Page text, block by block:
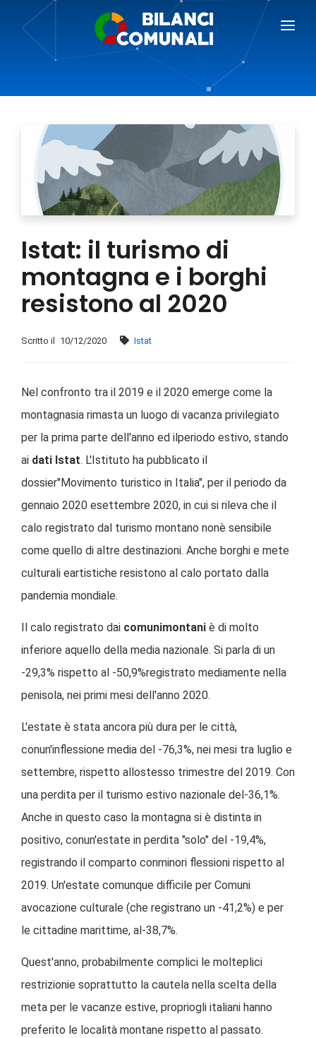
BILANCI COMUNALI
PREZZI
RICHIEDI DEMO
AREA GIORNALISTI
Istat: il turismo di
montagna e i borghi
resistono al 2020
Scritto il 10/12/2020 Istat
Nel confronto tra il 2019 e il 2020 emerge come la
montagnasia rimasta un luogo di vacanza privilegiato
per la prima parte dell'anno ed ilperiodo estivo, stando
ai dati Istat. L'Istituto ha pubblicato il
dossier"Movimento turistico in Italia", per il periodo da
gennaio 2020 esettembre 2020, in cui si rileva che il
calo registrato dal turismo montano nonè sensibile
come quello di altre destinazioni. Anche borghi e mete
culturali eartistiche resistono al calo portato dalla
pandemia mondiale.
Il calo registrato dai comunimontani è di molto
inferiore aquello della media nazionale. Si parla di un
-29,3% rispetto al -50,9%registrato mediamente nella
penisola, nei primi mesi dell'anno 2020.
L'estate è stata ancora più dura per le città,
conun'inflessione media del -76,3%, nei mesi tra luglio e
settembre, rispetto allostesso trimestre del 2019. Con
una perdita per il turismo estivo nazionale del-36,1%.
Anche in questo caso la montagna si è distinta in
positivo, conun'estate in perdita "solo" del -19,4%,
registrando il comparto conminori flessioni rispetto al
2019. Un'estate comunque difficile per Comuni
avocazione culturale (che registrano un -41,2%) e per
le cittadine marittime, al-38,7%.
Quest'anno, probabilmente complici le molteplici
restrizionie soprattutto la cautela nella scelta della
meta per le vacanze estive, propriogli italiani hanno
preferito le località montane rispetto al passato.